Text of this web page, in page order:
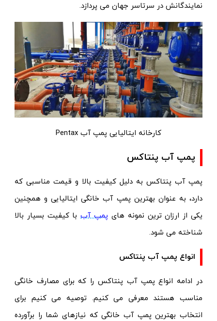
نمایندگانش در سرتاسر جهان می پردازد.
کارخانه ایتالیایی پمپ آب Pentax
پمپ آب پنتاکس
پمپ آب پنتاکس به دلیل کیفیت بالا و قیمت مناسبی که
دارد، به عنوان بهترین پمپ آب خانگی ایتالیایی و همچنین
یکی از ارزان ترین نمونه های پمپ آببا کیفیت بسیار بالا
شناخته می شود.
انواع پمپ آب پنتاکس
در ادامه انواع پمپ آب پنتاکس را که برای مصارف خانگی
مناسب هستند معرفی می کنیم. توصیه می کنیم برای
انتخاب بهترین پمپ آب خانگی که نیازهای شما را برآورده